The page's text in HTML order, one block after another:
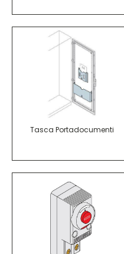
Tasca Portadocumenti